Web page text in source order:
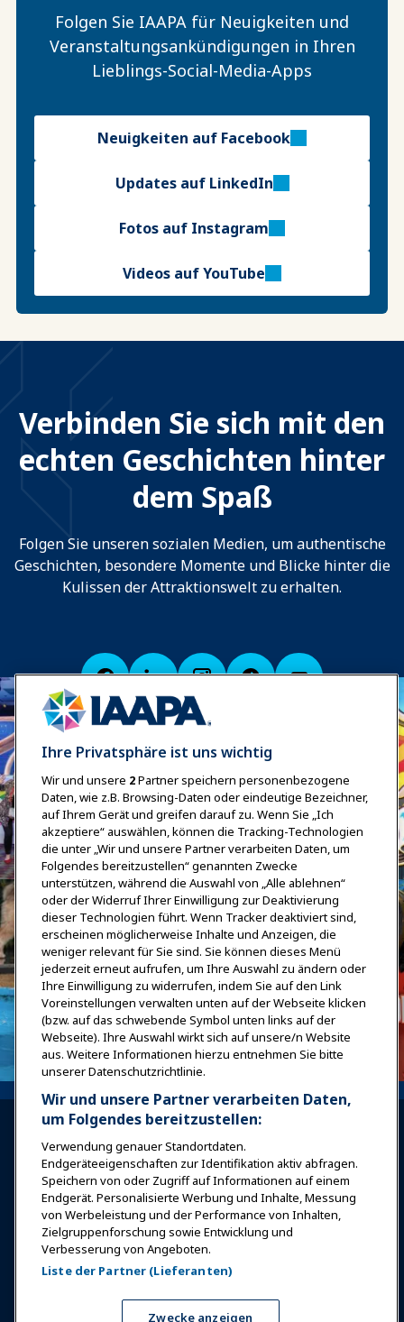
Folgen Sie IAAPA für Neuigkeiten und
Veranstaltungsankündigungen in Ihren
Lieblings-Social-Media-Apps
Neuigkeiten auf Facebook
Updates auf LinkedIn
Fotos auf Instagram
Videos auf YouTube
Verbinden Sie sich mit den
echten Geschichten hinter
dem Spaß
Folgen Sie unseren sozialen Medien, um authentische
Geschichten, besondere Momente und Blicke hinter die
Kulissen der Attraktionswelt zu erhalten.
Anmelden Jetzt beitreten
Auszeichnungen Karrieren
Kontakt
Expos & Veranstaltungen
Ihre Privatsphäre ist uns wichtig
Wir und unsere 2Partner speichern personenbezogene
Daten, wie z.B. Browsing-Daten oder eindeutige Bezeichner,
auf Ihrem Gerät und greifen darauf zu. Wenn Sie „Ich
akzeptiere“ auswählen, können die Tracking-Technologien
die unter „Wir und unsere Partner verarbeiten Daten, um
Folgendes bereitzustellen“ genannten Zwecke
unterstützen, während die Auswahl von „Alle ablehnen“
oder der Widerruf Ihrer Einwilligung zur Deaktivierung
dieser Technologien führt. Wenn Tracker deaktiviert sind,
erscheinen möglicherweise Inhalte und Anzeigen, die
weniger relevant für Sie sind. Sie können dieses Menü
jederzeit erneut aufrufen, um Ihre Auswahl zu ändern oder
Ihre Einwilligung zu widerrufen, indem Sie auf den Link
Voreinstellungen verwalten unten auf der Webseite klicken
(bzw. auf das schwebende Symbol unten links auf der
Webseite). Ihre Auswahl wirkt sich auf unsere/n Website
aus. Weitere Informationen hierzu entnehmen Sie bitte
unserer Datenschutzrichtlinie.
Wir und unsere Partner verarbeiten Daten,
um Folgendes bereitzustellen:
Verwendung genauer Standortdaten.
Endgeräteeigenschaften zur Identifikation aktiv abfragen.
Speichern von oder Zugriff auf Informationen auf einem
Endgerät. Personalisierte Werbung und Inhalte, Messung
von Werbeleistung und der Performance von Inhalten,
Zielgruppenforschung sowie Entwicklung und
Verbesserung von Angeboten.
Liste der Partner (Lieferanten)
Zwecke anzeigen